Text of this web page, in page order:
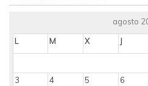
agosto
L
M X J
3
4 5 6